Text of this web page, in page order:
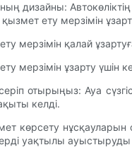
дизайны: Автокөліктің
қызмет ету мерзімін
мерзімін қалай
мерзімін ұзарту үшін
отырыңыз: Ауа
келді.
көрсету нұсқауларын
уақтылы